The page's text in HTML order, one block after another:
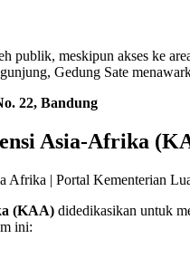
publik, meskipun akses ke
Gedung Sate
22, Bandung
Asia-Afrika
(KAA) didedikasikan untuk
ini: